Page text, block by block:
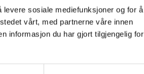
sosiale mediefunksjoner og for å
vårt, med partnerne våre innen
informasjon du har gjort tilgjengelig for